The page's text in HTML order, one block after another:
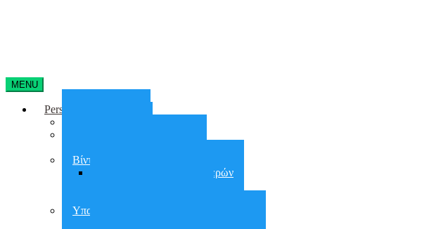
MENU
Personal Training
Βίντεο Γυμναστικής
Απώλεια Βάρους 90 Ημερών
Υπαίθρια Γυμναστική